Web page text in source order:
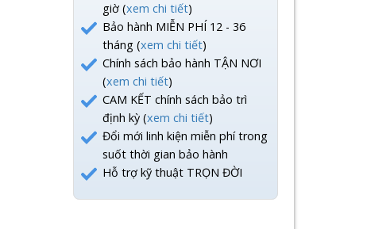
giờ (xem chi tiết)
Bảo hành MIỄN PHÍ 12 - 36
tháng (xem chi tiết)
Chính sách bảo hành TẬN NƠI
(xem chi tiết)
CAM KẾT chính sách bảo trì
định kỳ (xem chi tiết)
Đổi mới linh kiện miễn phí trong
suốt thời gian bảo hành
Hỗ trợ kỹ thuật TRỌN ĐỜI